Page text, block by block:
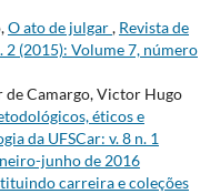
O ato de julgar, Revista de
2 (2015): Volume 7, número
de Camargo, Victor Hugo
éticos e
da UFSCar: v. 8 n. 1
junho de 2016
carreira e coleções